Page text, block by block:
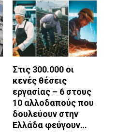
Στις 300.000 οι
κενές θέσεις
εργασίας – 6 στους
10 αλλοδαπούς που
δουλεύουν στην
Ελλάδα φεύγουν…